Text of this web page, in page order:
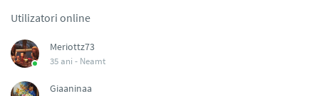
Utilizatori online
Meriottz73
35 ani - Neamt
Giaaninaa